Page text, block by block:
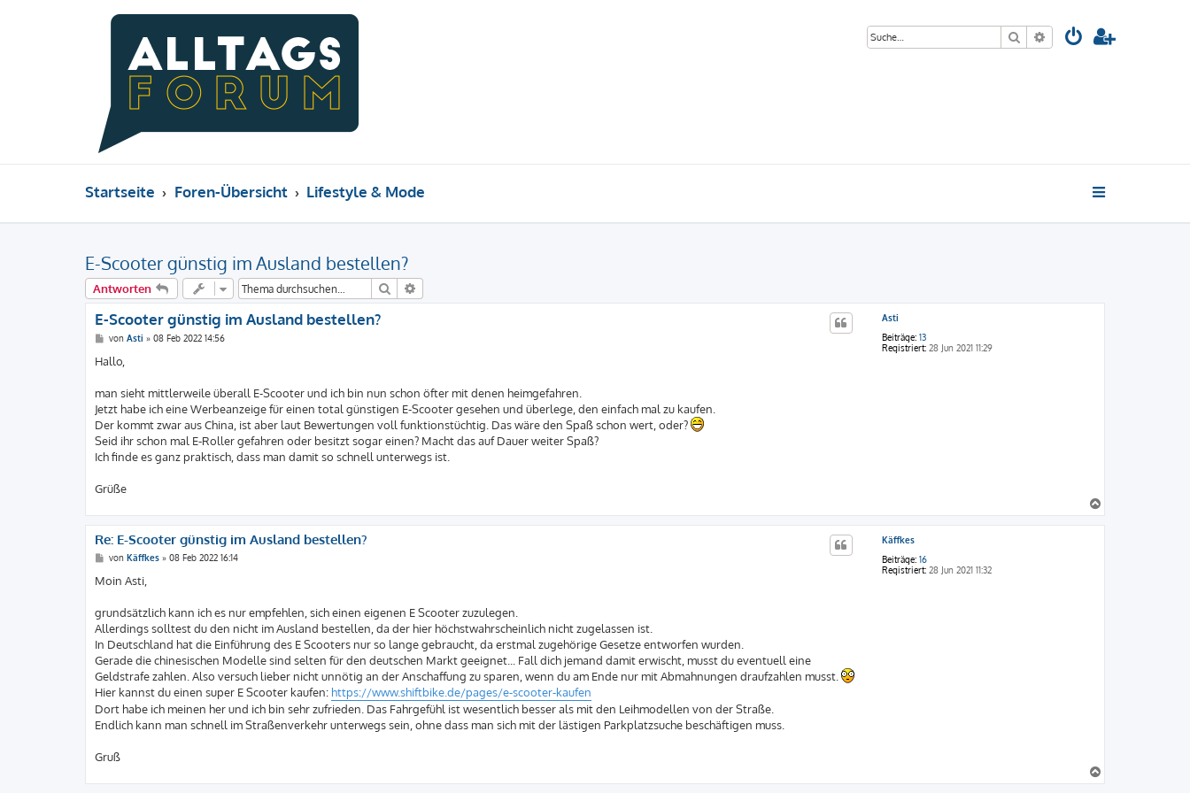
Suche Erweiterte Suche
Startseite Foren-Übersicht Lifestyle & Mode
E-Scooter günstig im Ausland bestellen?
Antworten Suche
Asti
Beiträge: 13
Registriert: 28 Jun 2021 11:29
E-Scooter günstig im Ausland bestellen?
B
i
t
a
g
von Asti » 08 Feb 2022 14:56
Hallo,
man sieht mittlerweile überall E-Scooter und ich bin nun schon öfter mit denen heimgefahren.
Jetzt habe ich eine Werbeanzeige für einen total günstigen E-Scooter gesehen und überlege, den einfach mal zu kaufen.
Der kommt zwar aus China, ist aber laut Bewertungen voll funktionstüchtig. Das wäre den Spaß schon wert, oder?
Seid ihr schon mal E-Roller gefahren oder besitzt sogar einen? Macht das auf Dauer weiter Spaß?
Ich finde es ganz praktisch, dass man damit so schnell unterwegs ist.
Grüße
a
c
Käffkes
Beiträge: 16
Registriert: 28 Jun 2021 11:32
Re: E-Scooter günstig im Ausland bestellen?
B
i
t
a
g
von Käffkes» 08 Feb 2022 16:14
Moin Asti,
grundsätzlich kann ich es nur empfehlen, sich einen eigenen E Scooter zuzulegen.
Allerdings solltest du den nicht im Ausland bestellen, da der hier höchstwahrscheinlich nicht zugelassen ist.
In Deutschland hat die Einführung des E Scooters nur so lange gebraucht, da erstmal zugehörige Gesetze entworfen wurden.
Gerade die chinesischen Modelle sind selten für den deutschen Markt geeignet... Fall dich jemand damit erwischt, musst du eventuell eine
Geldstrafe zahlen. Also versuch lieber nicht unnötig an der Anschaffung zu sparen, wenn du am Ende nur mit Abmahnungen draufzahlen musst.
Hier kannst du einen super E Scooter kaufen: https://www.shiftbike.de/pages/e-scooter-kaufen
Dort habe ich meinen her und ich bin sehr zufrieden. Das Fahrgefühl ist wesentlich besser als mit den Leihmodellen von der Straße.
Endlich kann man schnell im Straßenverkehr unterwegs sein, ohne dass man sich mit der lästigen Parkplatzsuche beschäftigen muss.
Gruß
a